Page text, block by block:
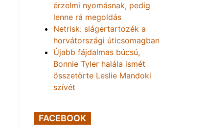
érzelmi nyomásnak, pedig
lenne rá megoldás
Netrisk: slágertartozék a
horvátországi úticsomagban
Újabb fájdalmas búcsú,
Bonnie Tyler halála ismét
összetörte Leslie Mandoki
szívét
FACEBOOK